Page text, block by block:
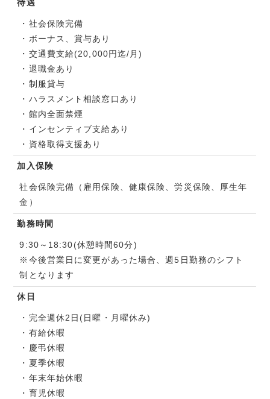
待遇
・社会保険完備
・ボーナス、賞与あり
・交通費支給(20,000円迄/月)
・退職金あり
・制服貸与
・ハラスメント相談窓口あり
・館内全面禁煙
・インセンティブ支給あり
・資格取得支援あり
加入保険
社会保険完備（雇用保険、健康保険、労災保険、厚生年
金）
勤務時間
9:30～18:30(休憩時間60分)
※今後営業日に変更があった場合、週5日勤務のシフト
制となります
休日
・完全週休2日(日曜・月曜休み)
・有給休暇
・慶弔休暇
・夏季休暇
・年末年始休暇
・育児休暇